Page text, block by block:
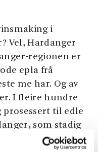
i
Vel, Hardanger
regionen er
epla frå
me har. Og av
I fleire hundre
prosessert til edle
som stadig
er eit